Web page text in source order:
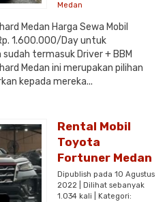
Medan
Medan Harga Sewa Mobil
1.600.000/Day untuk
termasuk Driver + BBM
Medan ini merupakan pilihan
kepada mereka...
Rental Mobil
Toyota
Fortuner Medan
Dipublish pada 10 Agustus
2022 | Dilihat sebanyak
1.034 kali | Kategori: